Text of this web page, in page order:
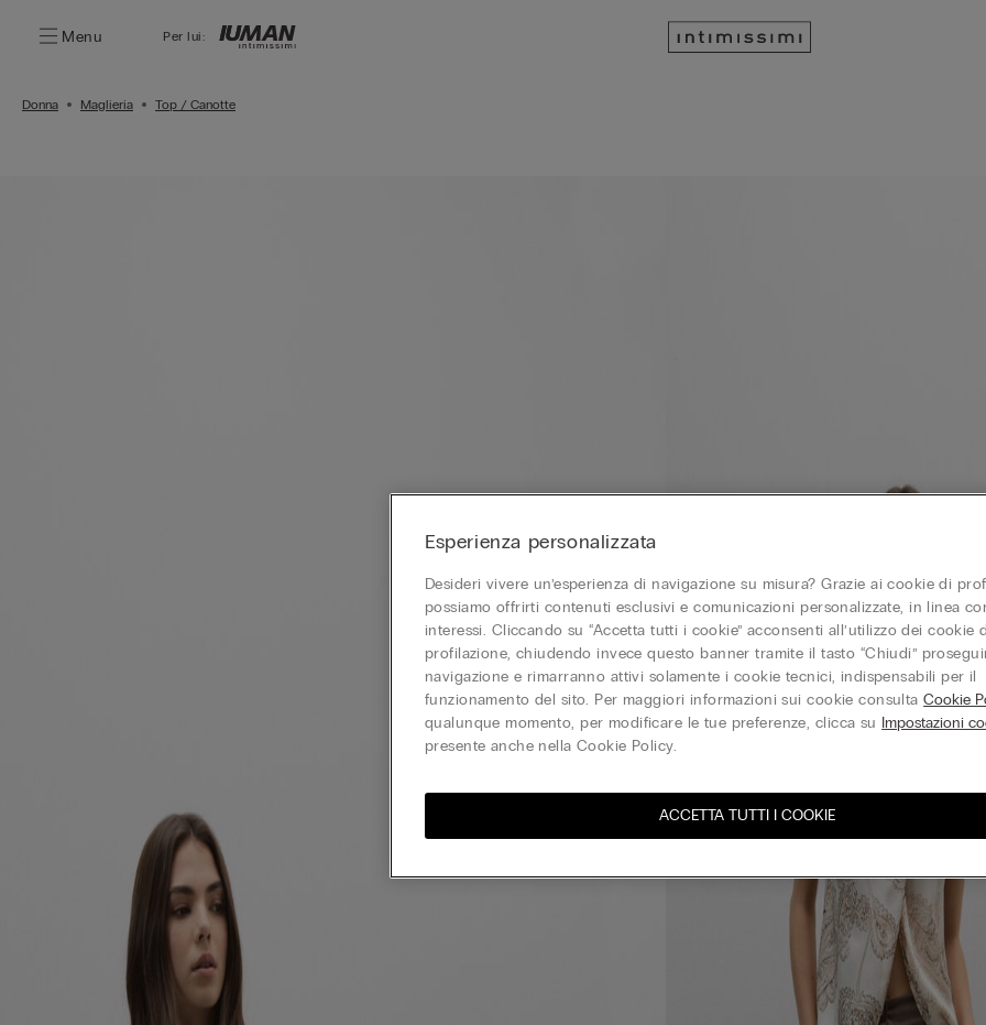
Menu Per lui:
Donna Maglieria Top / Canotte
Esperienza personalizzata
Desideri vivere un’esperienza di navigazione su misura? Grazie ai cookie di
possiamo offrirti contenuti esclusivi e comunicazioni personalizzate, in linea
interessi. Cliccando su “Accetta tutti i cookie” acconsenti all’utilizzo dei cookie
profilazione, chiudendo invece questo banner tramite il tasto “Chiudi”
navigazione e rimarranno attivi solamente i cookie tecnici, indispensabili per il
funzionamento del sito. Per maggiori informazioni sui cookie consultaCookie
qualunque momento, per modificare le tue preferenze, clicca su Impostazioni
presente anche nella Cookie Policy.
ACCETTA TUTTI I COOKIE